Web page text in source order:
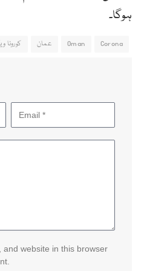
ہوگا۔
Corona
Oman عمان کورونا
and website in this browser